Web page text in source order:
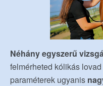
Néhány egyszerű
felmérheted kólikás
paraméterek ugyanis